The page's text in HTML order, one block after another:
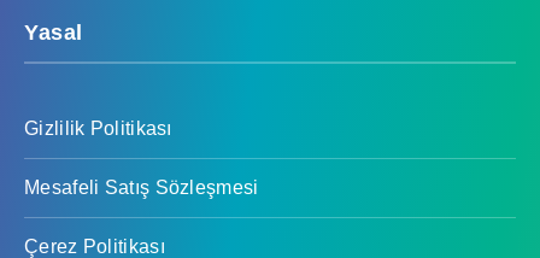
Yasal
Gizlilik Politikası
Mesafeli Satış Sözleşmesi
Çerez Politikası